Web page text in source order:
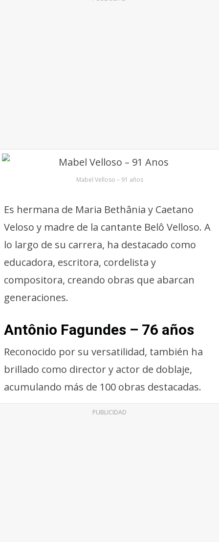
Mabel Velloso – 91 años
Es hermana de Maria Bethânia y Caetano
Veloso y madre de la cantante Belô Velloso. A
lo largo de su carrera, ha destacado como
educadora, escritora, cordelista y
compositora, creando obras que abarcan
generaciones.
Antônio Fagundes – 76 años
Reconocido por su versatilidad, también ha
brillado como director y actor de doblaje,
acumulando más de 100 obras destacadas.
PUBLICIDAD